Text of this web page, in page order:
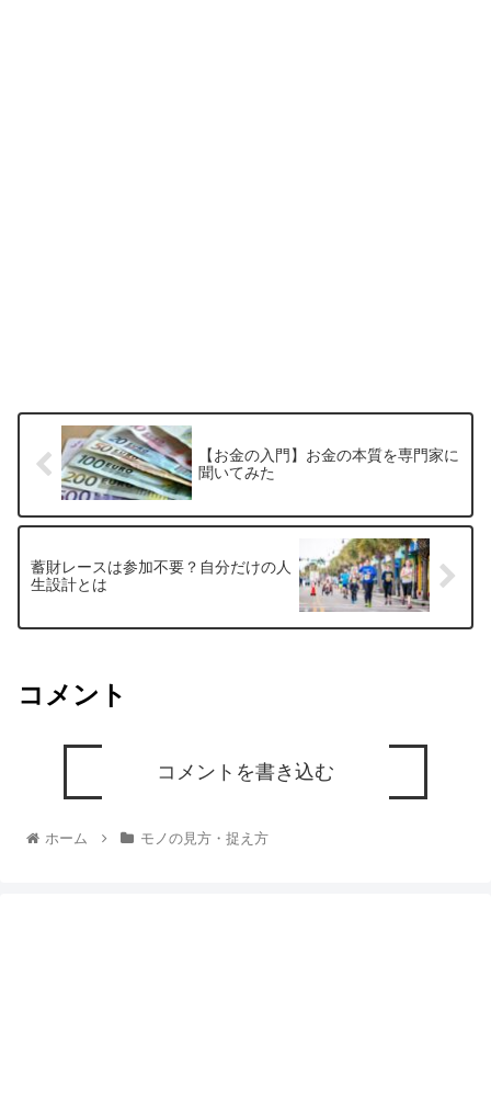
【お金の入門】お金の本質を専門家に
聞いてみた
蓄財レースは参加不要？自分だけの人
生設計とは
コメント
コメントを書き込む
ホーム モノの見方・捉え方